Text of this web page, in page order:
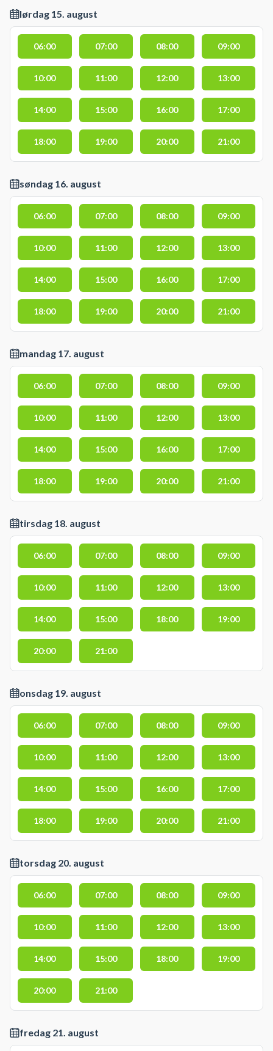
lørdag 15. august
06:00 07:00 08:00 09:00
10:00 11:00 12:00 13:00
14:00 15:00 16:00 17:00
18:00 19:00 20:00 21:00
søndag 16. august
06:00 07:00 08:00 09:00
10:00 11:00 12:00 13:00
14:00 15:00 16:00 17:00
18:00 19:00 20:00 21:00
mandag 17. august
06:00 07:00 08:00 09:00
10:00 11:00 12:00 13:00
14:00 15:00 16:00 17:00
18:00 19:00 20:00 21:00
tirsdag 18. august
06:00 07:00 08:00 09:00
10:00 11:00 12:00 13:00
14:00 15:00 18:00 19:00
20:00 21:00
onsdag 19. august
06:00 07:00 08:00 09:00
10:00 11:00 12:00 13:00
14:00 15:00 16:00 17:00
18:00 19:00 20:00 21:00
torsdag 20. august
06:00 07:00 08:00 09:00
10:00 11:00 12:00 13:00
14:00 15:00 18:00 19:00
20:00 21:00
fredag 21. august